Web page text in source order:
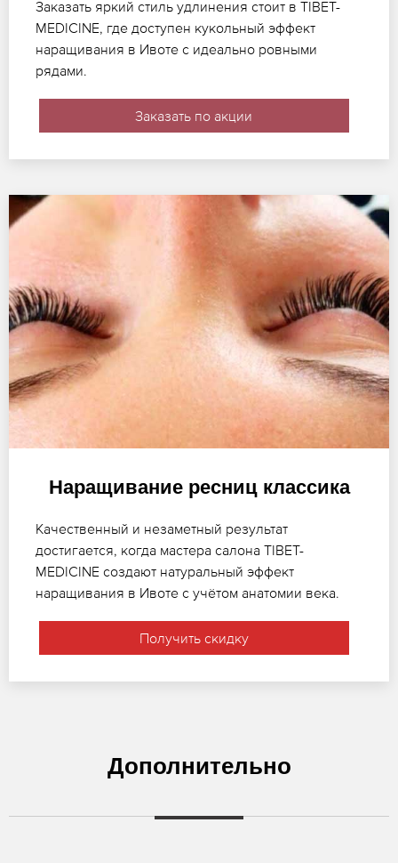
Заказать яркий стиль удлинения стоит в TIBET-
MEDICINE, где доступен кукольный эффект
наращивания в Ивоте с идеально ровными
рядами.
Заказать по акции
Наращивание ресниц классика
Качественный и незаметный результат
достигается, когда мастера салона TIBET-
MEDICINE создают натуральный эффект
наращивания в Ивоте с учётом анатомии века.
Получить скидку
Дополнительно